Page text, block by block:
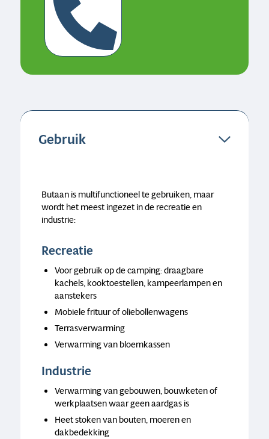
Gebruik
Butaan is multifunctioneel te gebruiken, maar
wordt het meest ingezet in de recreatie en
industrie:
Recreatie
Voor gebruik op de camping: draagbare
kachels, kooktoestellen, kampeerlampen en
aanstekers
Mobiele frituur of oliebollenwagens
Terrasverwarming
Verwarming van bloemkassen
Industrie
Verwarming van gebouwen, bouwketen of
werkplaatsen waar geen aardgas is
Heet stoken van bouten, moeren en
dakbedekking